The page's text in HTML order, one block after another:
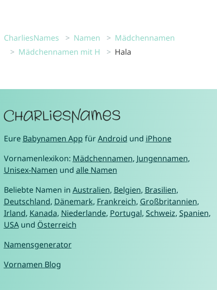
CharliesNames Namen
Mädchennamen
Mädchennamen mit H
Hala
Eure Babynamen App fürAndroid und iPhone
Vornamenlexikon: Mädchennamen, Jungennamen,
Unisex-Namen und alle Namen
Beliebte Namen in Australien, Belgien, Brasilien,
Deutschland, Dänemark, Frankreich, Großbritannien,
Irland, Kanada, Niederlande, Portugal, Schweiz, Spanien,
USAund Österreich
Namensgenerator
Vornamen Blog